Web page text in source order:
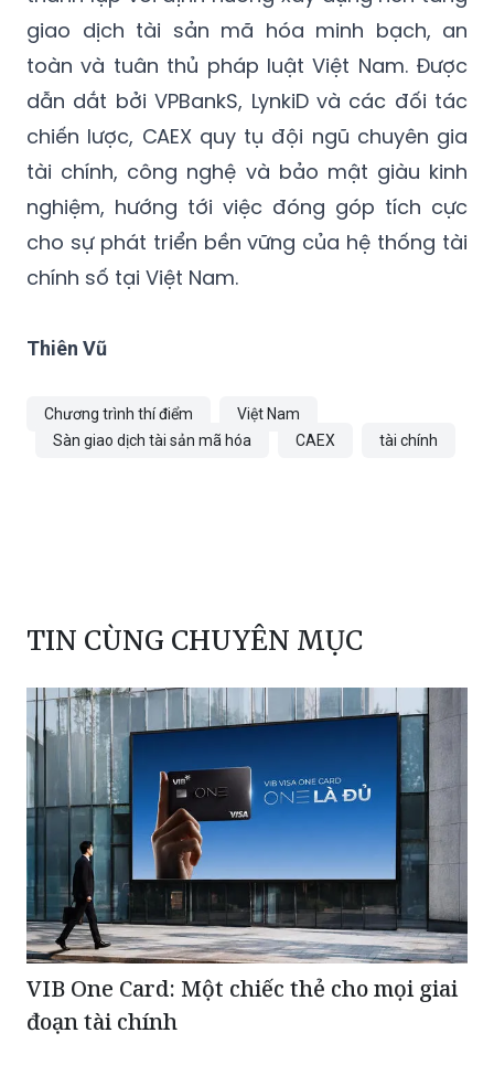
giao dịch tài sản mã hóa minh bạch, an
toàn và tuân thủ pháp luật Việt Nam. Được
dẫn dắt bởi VPBankS, LynkiD và các đối tác
chiến lược, CAEX quy tụ đội ngũ chuyên gia
tài chính, công nghệ và bảo mật giàu kinh
nghiệm, hướng tới việc đóng góp tích cực
cho sự phát triển bền vững của hệ thống tài
chính số tại Việt Nam.
Thiên Vũ
Chương trình thí điểm
Việt Nam
Sàn giao dịch tài sản mã hóa
CAEX tài chính
TIN CÙNG CHUYÊN MỤC
VIB One Card: Một chiếc thẻ cho mọi giai
đoạn tài chính